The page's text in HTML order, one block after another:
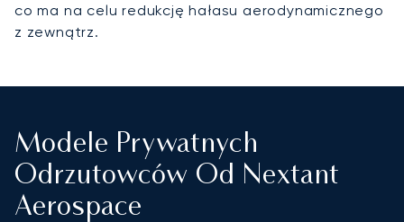
co ma na celu redukcję hałasu aerodynamicznego
z zewnątrz.
Modele Prywatnych
Odrzutowców Od Nextant
Aerospace